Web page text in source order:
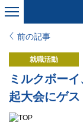
前の記事
就職活動
ミルクボー
起大会にゲ